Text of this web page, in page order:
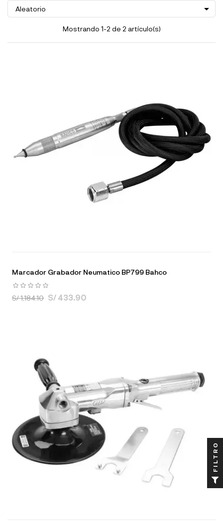
Aleatorio 
Mostrando 1-2 de 2 artículo(s)
Marcador Grabador Neumatico BP799 Bahco
S/ 1,184.10 S/ 433.90
FILTRO